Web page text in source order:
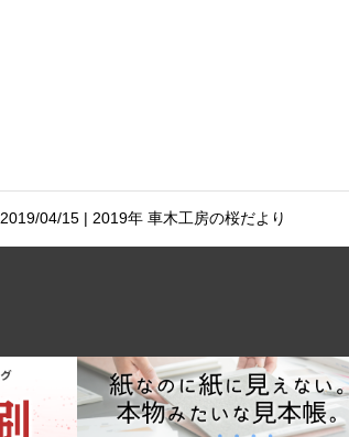
2019/04/15 | 2019年 車木工房の桜だより